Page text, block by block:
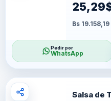
Bs
Pedir por
WhatsApp
Salsa de